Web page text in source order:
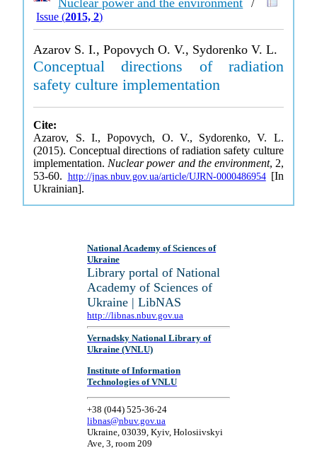
Nuclear power and the environment /
Issue (2015, 2)
Azarov S. I., Popovych O. V., Sydorenko V. L.
Conceptual directions of radiation
safety culture implementation
Cite:
Azarov, S. I., Popovych, O. V., Sydorenko, V. L.
(2015). Conceptual directions of radiation safety culture
implementation. Nuclear power and the environment, 2,
53-60. http://jnas.nbuv.gov.ua/article/UJRN-0000486954[In
Ukrainian].
National Academy of Sciences of
Ukraine
Library portal of National
Academy of Sciences of
Ukraine | LibNAS
http://libnas.nbuv.gov.ua
Vernadsky National Library of
Ukraine (VNLU)
Institute of Information
Technologies of VNLU
+38 (044) 525-36-24
libnas@nbuv.gov.ua
Ukraine, 03039, Kyiv, Holosiivskyi
Ave, 3, room 209